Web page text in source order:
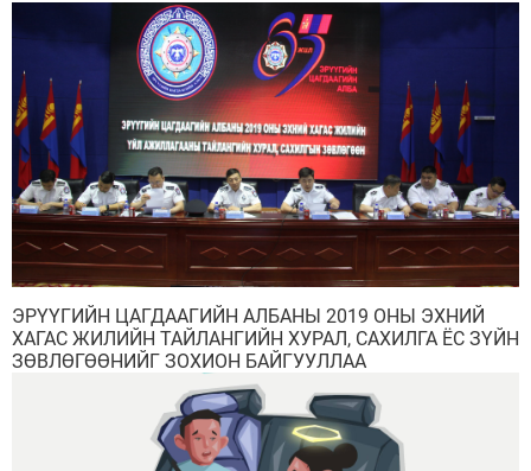
ЭРҮҮГИЙН ЦАГДААГИЙН АЛБАНЫ 2019 ОНЫ ЭХНИЙ
ХАГАС ЖИЛИЙН ТАЙЛАНГИЙН ХУРАЛ, САХИЛГА ЁС ЗҮЙН
ЗӨВЛӨГӨӨНИЙГ ЗОХИОН БАЙГУУЛЛАА